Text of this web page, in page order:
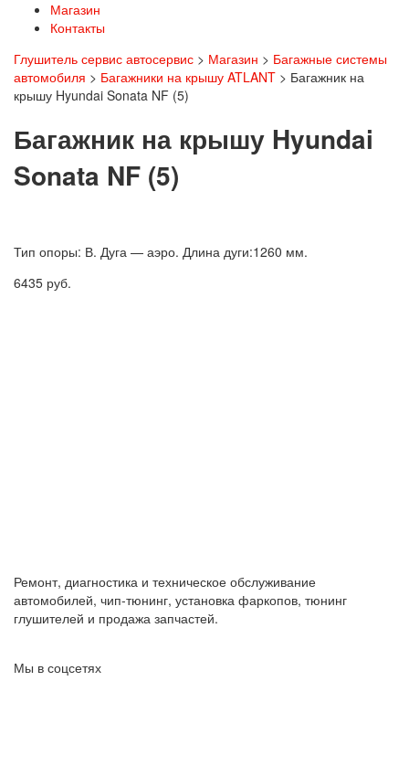
Магазин
Контакты
Глушитель сервис автосервис > Магазин > Багажные системы
автомобиля > Багажники на крышу ATLANT > Багажник на
крышу Hyundai Sonata NF (5)
Багажник на крышу Hyundai
Sonata NF (5)
Тип опоры: В. Дуга — аэро. Длина дуги:1260 мм.
6435 руб.
Ремонт, диагностика и техническое обслуживание
автомобилей, чип-тюнинг, установка фаркопов, тюнинг
глушителей и продажа запчастей.
Мы в соцсетях